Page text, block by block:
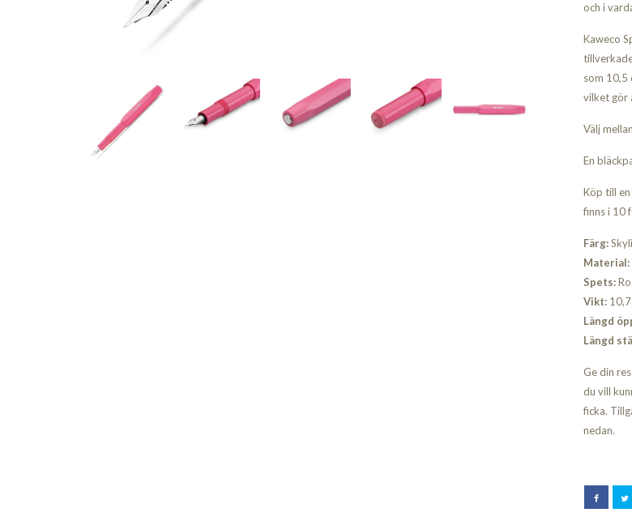
och i
Kaweco
som 10,5
vilket gör
Välj
En
Köp till en
finns i 10
Färg:
Material:
Spets:
Vikt:
Längd
Längd
Ge din
du vill
ficka.
nedan.